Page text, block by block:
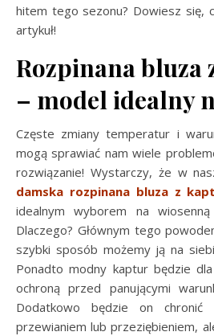
hitem tego sezonu? Dowiesz się,
artykuł!
Rozpinana bluza
– model idealny
Częste zmiany temperatur i
mogą sprawiać nam wiele
rozwiązanie! Wystarczy, że w
damska rozpinana bluza z
idealnym wyborem na
Dlaczego? Głównym tego
szybki sposób możemy ją na
Ponadto modny kaptur będzie
ochroną przed panującymi
Dodatkowo będzie on
przewianiem lub przeziębieniem,